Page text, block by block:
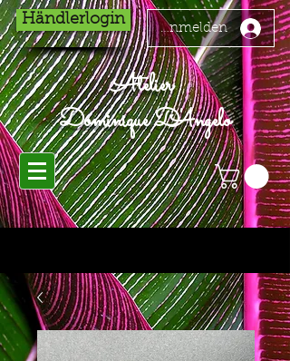
Händlerlogin
Anmelden
Atelier
Dominique D'Angelo